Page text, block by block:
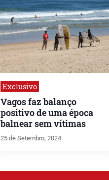
Exclusivo
Vagos faz balanço
positivo de uma época
balnear sem vítimas
25 de Setembro, 2024